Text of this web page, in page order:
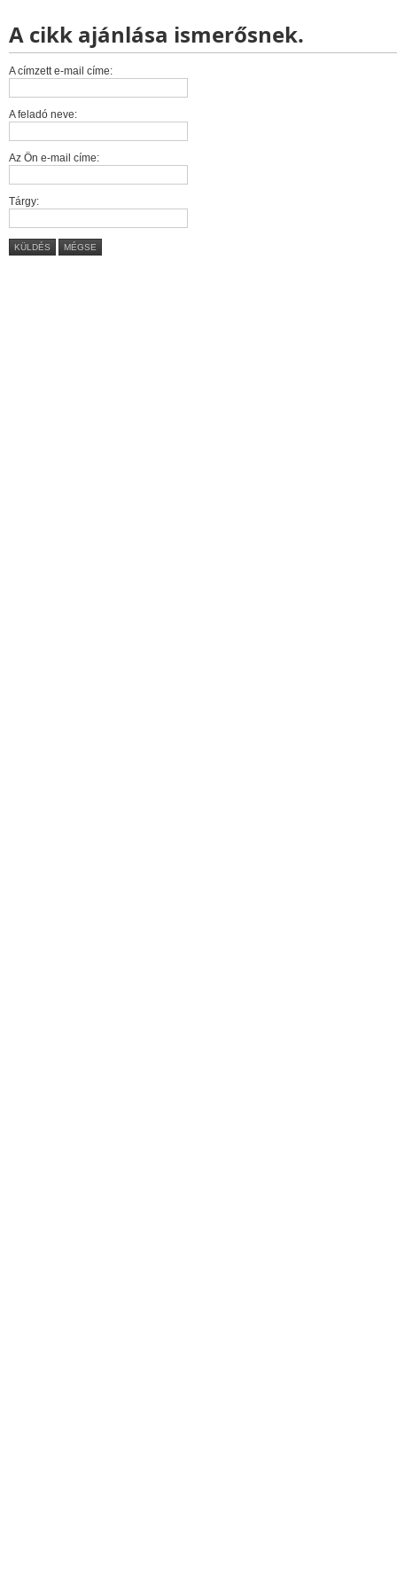
A cikk ajánlása ismerősnek.
A címzett e-mail címe:
A feladó neve:
Az Ön e-mail címe:
Tárgy:
KÜLDÉS MÉGSE